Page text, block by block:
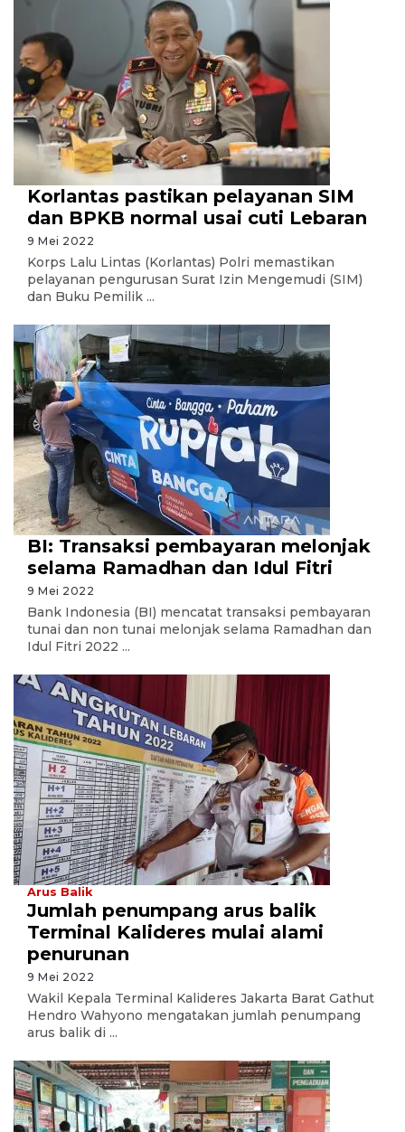
Korlantas pastikan pelayanan SIM
dan BPKB normal usai cuti Lebaran
9 Mei 2022
Korps Lalu Lintas (Korlantas) Polri memastikan
pelayanan pengurusan Surat Izin Mengemudi (SIM)
dan Buku Pemilik ...
BI: Transaksi pembayaran melonjak
selama Ramadhan dan Idul Fitri
9 Mei 2022
Bank Indonesia (BI) mencatat transaksi pembayaran
tunai dan non tunai melonjak selama Ramadhan dan
Idul Fitri 2022 ...
Arus Balik
Jumlah penumpang arus balik
Terminal Kalideres mulai alami
penurunan
9 Mei 2022
Wakil Kepala Terminal Kalideres Jakarta Barat Gathut
Hendro Wahyono mengatakan jumlah penumpang
arus balik di ...